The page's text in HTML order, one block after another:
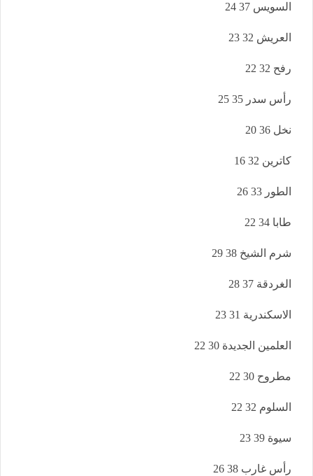
السويس 37 24
العريش 32 23
رفح 32 22
رأس سدر 35 25
نخل 36 20
كاترين 32 16
الطور 33 26
طابا 34 22
شرم الشيخ 38 29
الغردقة 37 28
الاسكندرية 31 23
العلمين الجديدة 30 22
مطروح 30 22
السلوم 32 22
سيوة 39 23
رأس غارب 38 26